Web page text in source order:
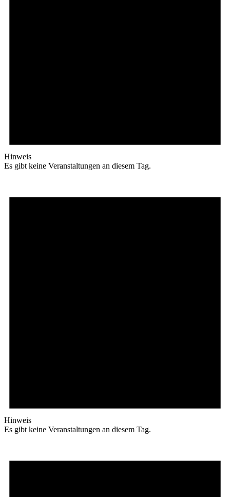
Hinweis
Es gibt keine Veranstaltungen an diesem Tag.
Hinweis
Es gibt keine Veranstaltungen an diesem Tag.